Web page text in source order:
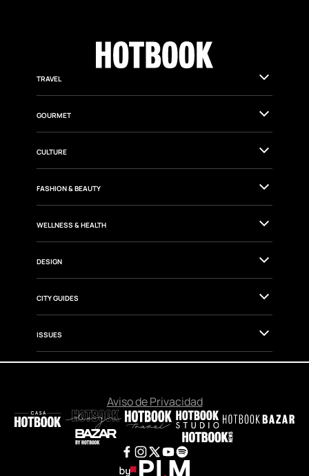
TRAVEL
GOURMET
CULTURE
FASHION & BEAUTY
WELLNESS & HEALTH
DESIGN
CITY GUIDES
ISSUES
Aviso de Privacidad